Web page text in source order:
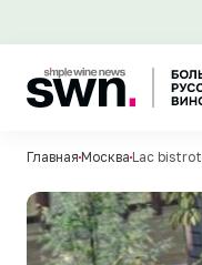
Главная Москва Lac bistrot